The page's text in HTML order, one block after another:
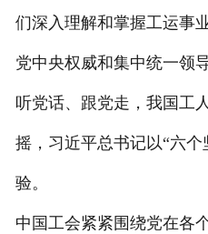
们深入理解和掌握工运事
党中央权威和集中统一领
听党话、跟党走，我国工
摇，习近平总书记以“六
验。
中国工会紧紧围绕党在各